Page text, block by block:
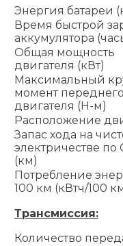
Энергия батареи
Время быстрой
аккумулятора
Общая мощность
двигателя (кВт)
Максимальный
момент переднего
двигателя (Н-м)
Расположение
Запас хода на
электричестве по
(км)
Потребление
100 км (кВтч/100
Трансмиссия:
Количество